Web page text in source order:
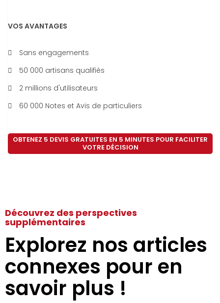
VOS AVANTAGES
Sans engagements
50 000 artisans qualifiés
2 millions d'utilisateurs
60 000 Notes et Avis de particuliers
OBTENEZ 5 DEVIS GRATUITES EN 5 MINUTES POUR FACILITER
VOTRE DÉCISION
Découvrez des perspectives
supplémentaires
Explorez nos articles
connexes pour en
savoir plus !